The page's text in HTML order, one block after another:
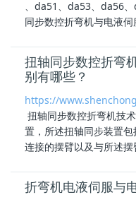
、da51、da53、da56
同步数控折弯机与电液
扭轴同步数控折弯
别有哪些？
https://
扭轴同步数控折弯机技
置，所述扭轴同步装置
连接的摆臂以及与所述
折弯机电液伺服与